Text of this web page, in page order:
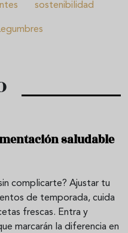
sostenibilidad
saludable
complicarte? Ajustar tu
de temporada, cuida
frescas. Entra y
marcarán la diferencia en